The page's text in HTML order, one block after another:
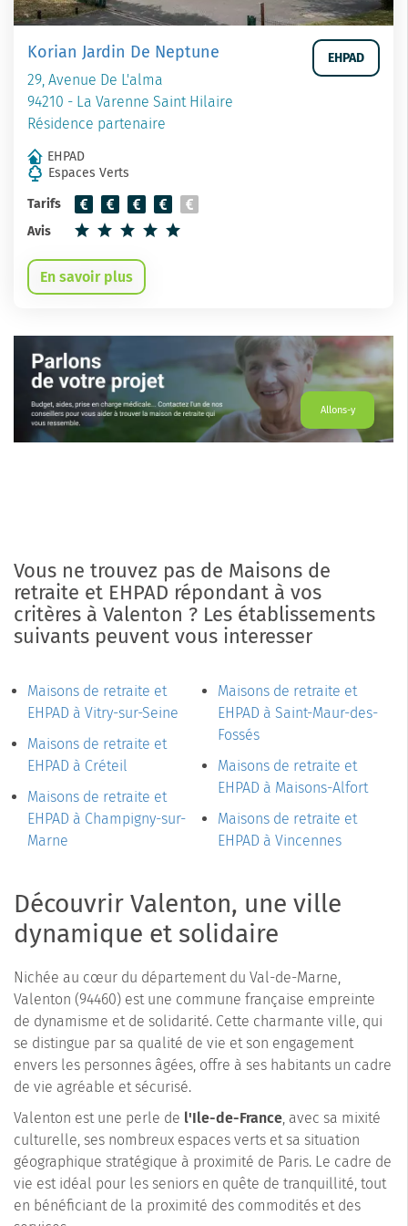
Korian Jardin De Neptune
29, Avenue De L'alma
94210 - La Varenne Saint Hilaire
Résidence partenaire
EHPAD
EHPAD
Espaces Verts
Tarifs
Avis
En savoir plus
Allons-y
Vous ne trouvez pas de Maisons de
retraite et EHPAD répondant à vos
critères à Valenton ? Les établissements
suivants peuvent vous interesser
Maisons de retraite et
EHPAD à Vitry-sur-Seine
Maisons de retraite et
EHPAD à Créteil
Maisons de retraite et
EHPAD à Champigny-sur-
Marne
Maisons de retraite et
EHPAD à Saint-Maur-des-
Fossés
Maisons de retraite et
EHPAD à Maisons-Alfort
Maisons de retraite et
EHPAD à Vincennes
Découvrir Valenton, une ville
dynamique et solidaire
Nichée au cœur du département du Val-de-Marne,
Valenton (94460) est une commune française empreinte
de dynamisme et de solidarité. Cette charmante ville, qui
se distingue par sa qualité de vie et son engagement
envers les personnes âgées, offre à ses habitants un cadre
de vie agréable et sécurisé.
Valenton est une perle de l'Ile-de-France, avec sa mixité
culturelle, ses nombreux espaces verts et sa situation
géographique stratégique à proximité de Paris. Le cadre de
vie est idéal pour les seniors en quête de tranquillité, tout
en bénéficiant de la proximité des commodités et des